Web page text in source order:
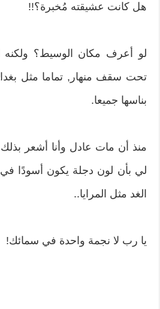
هل كانت عشيقته مُخبرة؟!!
لو أعرف مكان الوسيط؟ ولكنه
تحت سقف منهار, تماما مثل
بناسها جميعا.
منذ أن مات عادل وأنا أشعر
لي بأن لون دجلة يكون أسودًا في
الغد مثل المرايا..
يا رب لا نجمة واحدة في سمائك!